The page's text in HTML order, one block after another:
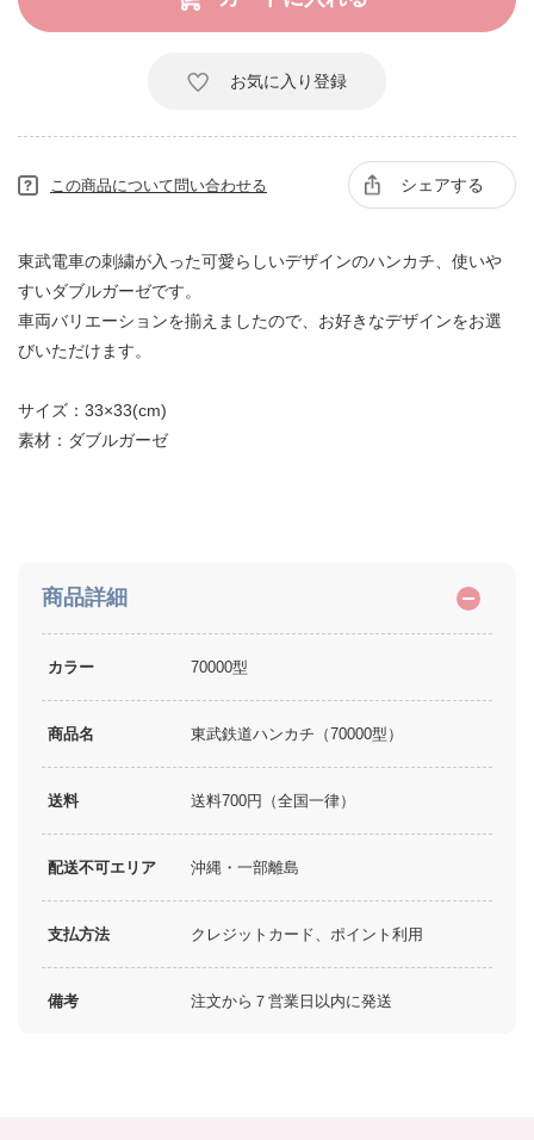
お気に入り登録
この商品について問い合わせる シェアする
東武電車の刺繍が入った可愛らしいデザインのハンカチ、使いや
すいダブルガーゼです。
車両バリエーションを揃えましたので、お好きなデザインをお選
びいただけます。
サイズ：33×33(cm)
素材：ダブルガーゼ
商品詳細
カラー 70000型
商品名 東武鉄道ハンカチ（70000型）
送料 送料700円（全国一律）
配送不可エリア 沖縄・一部離島
支払方法 クレジットカード、ポイント利用
備考 注文から７営業日以内に発送